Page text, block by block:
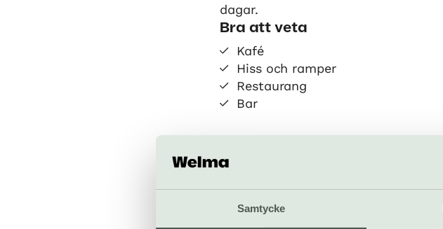
Samtycke
dagar.
Bra att veta
Kafé
Hiss och ramper
Restaurang
Bar